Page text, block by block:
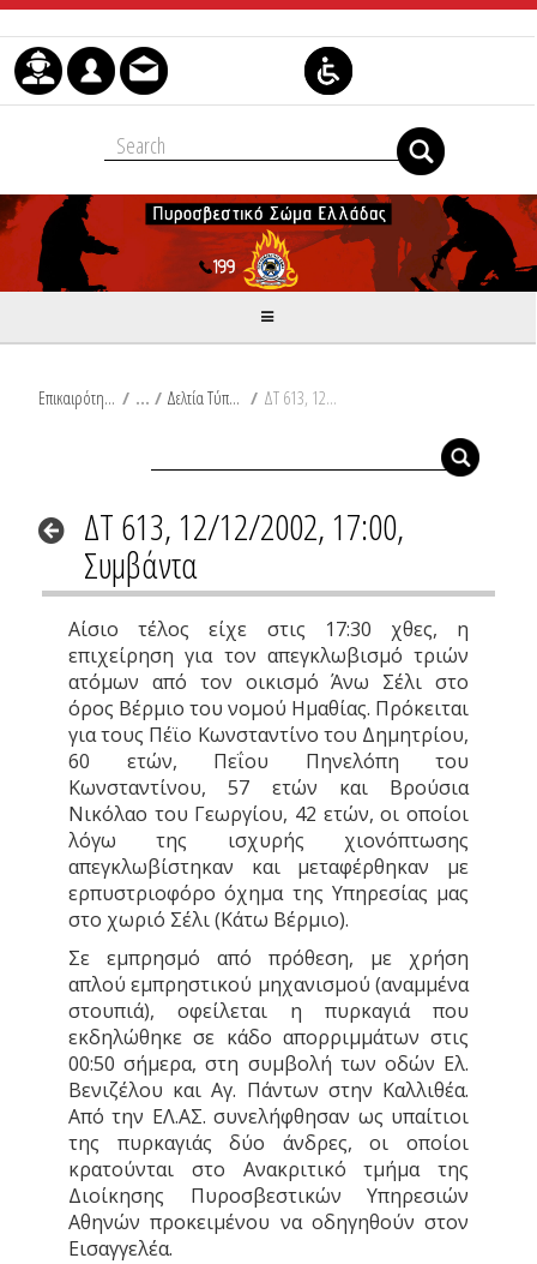
Μετάβαση στο περιεχόμενο
Επικαιρότητα / Δελτία Τύπου / ΔΤ 613, 12/12/2002, 17:00, Συμβάντα
ΔΤ 613, 12/12/2002, 17:00,
Συμβάντα
Αίσιο τέλος είχε στις 17:30 χθες, η
επιχείρηση για τον απεγκλωβισμό τριών
ατόμων από τον οικισμό Άνω Σέλι στο
όρος Βέρμιο του νομού Ημαθίας. Πρόκειται
για τους Πέϊο Κωνσταντίνο του Δημητρίου,
60 ετών, Πεΐου Πηνελόπη του
Κωνσταντίνου, 57 ετών και Βρούσια
Νικόλαο του Γεωργίου, 42 ετών, οι οποίοι
λόγω της ισχυρής χιονόπτωσης
απεγκλωβίστηκαν και μεταφέρθηκαν με
ερπυστριοφόρο όχημα της Υπηρεσίας μας
στο χωριό Σέλι (Κάτω Βέρμιο).
Σε εμπρησμό από πρόθεση, με χρήση
απλού εμπρηστικού μηχανισμού (αναμμένα
στουπιά), οφείλεται η πυρκαγιά που
εκδηλώθηκε σε κάδο απορριμμάτων στις
00:50 σήμερα, στη συμβολή των οδών Ελ.
Βενιζέλου και Αγ. Πάντων στην Καλλιθέα.
Από την ΕΛ.ΑΣ. συνελήφθησαν ως υπαίτιοι
της πυρκαγιάς δύο άνδρες, οι οποίοι
κρατούνται στο Ανακριτικό τμήμα της
Διοίκησης Πυροσβεστικών Υπηρεσιών
Αθηνών προκειμένου να οδηγηθούν στον
Εισαγγελέα.